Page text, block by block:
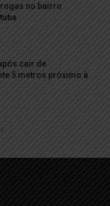
no bairro
cair de
5 metros próximo à